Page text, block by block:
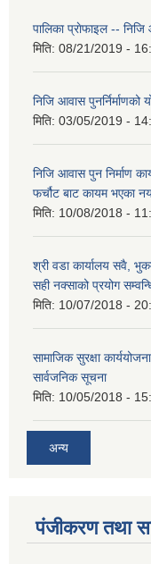
पालिका प्राेफाइल -- निजि
मिति: 08/21/2019 -
निजि आवास पुनर्निर्माणको
मिति: 03/05/2019 -
निजि आवास पुन निर्माण
फर्चौट बाट कायम भएका
मिति: 10/08/2018 -
श्री वडा कार्यालय सवै,
सही नक्साको प्रयोग
मिति: 10/07/2018 -
सामाजिक सुरक्षा
सार्वजनिक सूचना
मिति: 10/05/2018 -
अन्य
पंजीकरण तथा